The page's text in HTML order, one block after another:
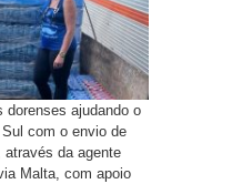
ajudando o
com o envio de
através da agente
Malta, com apoio